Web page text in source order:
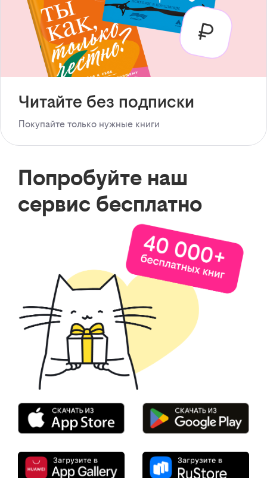
Читайте без подписки
Покупайте только нужные книги
Попробуйте наш
сервис бесплатно